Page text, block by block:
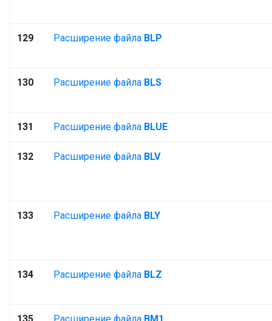
129 Расширение файла BLP
130 Расширение файла BLS
131 Расширение файла BLUE
132 Расширение файла BLV
133 Расширение файла BLY
134 Расширение файла BLZ